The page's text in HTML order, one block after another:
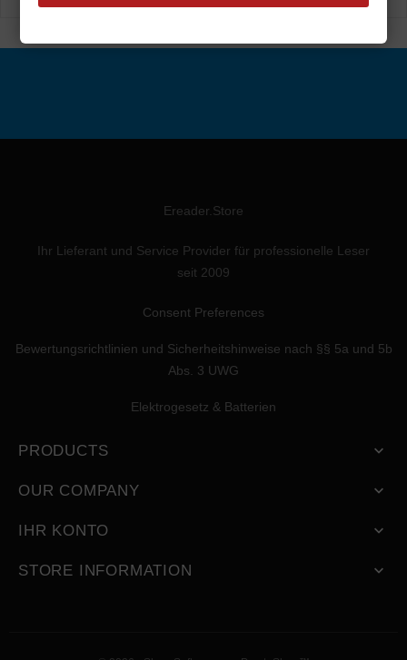
Ereader.Store
Ihr Lieferant und Service Provider für professionelle Leser
seit 2009
Consent Preferences
Bewertungsrichtlinien und Sicherheitshinweise nach §§ 5a und 5b
Abs. 3 UWG
Elektrogesetz & Batterien
PRODUCTS 
OUR COMPANY 
IHR KONTO 
STORE INFORMATION 